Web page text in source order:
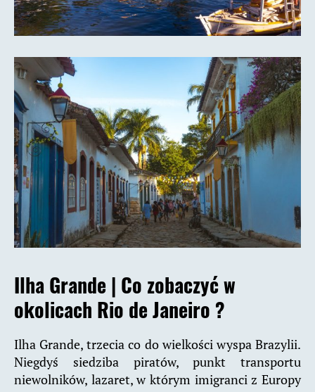
Ilha Grande | Co zobaczyć w
okolicach Rio de Janeiro ?
Ilha Grande, trzecia co do wielkości wyspa Brazylii.
Niegdyś siedziba piratów, punkt transportu
niewolników, lazaret, w którym imigranci z Europy